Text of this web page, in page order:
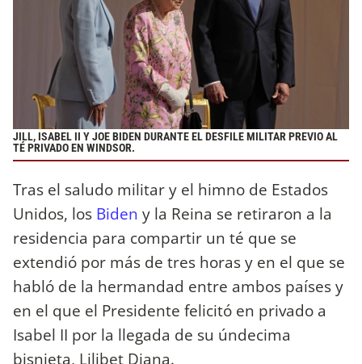
JILL, ISABEL II Y JOE BIDEN DURANTE EL DESFILE MILITAR PREVIO AL
TÉ PRIVADO EN WINDSOR.
Tras el saludo militar y el himno de Estados
Unidos, los Biden y la Reina se retiraron a la
residencia para compartir un té que se
extendió por más de tres horas y en el que se
habló de la hermandad entre ambos países y
en el que el Presidente felicitó en privado a
Isabel II por la llegada de su úndecima
bisnieta, Lilibet Diana.